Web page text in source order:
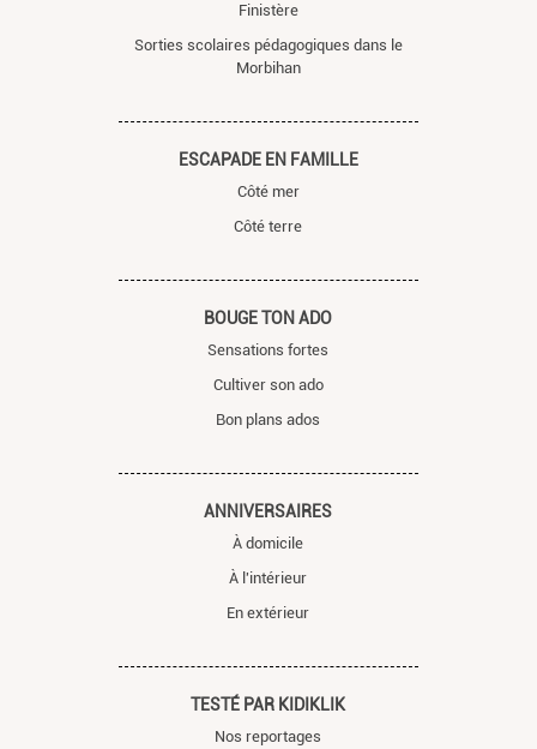
Finistère
Sorties scolaires pédagogiques dans le
Morbihan
ESCAPADE EN FAMILLE
Côté mer
Côté terre
BOUGE TON ADO
Sensations fortes
Cultiver son ado
Bon plans ados
ANNIVERSAIRES
À domicile
À l'intérieur
En extérieur
TESTÉ PAR KIDIKLIK
Nos reportages